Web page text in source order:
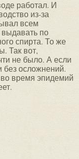
работал. И
из-за
всем
по
спирта. То же
Так вот,
не было. А если
без осложнений.
время эпидемий
и гриппе. В войну мой